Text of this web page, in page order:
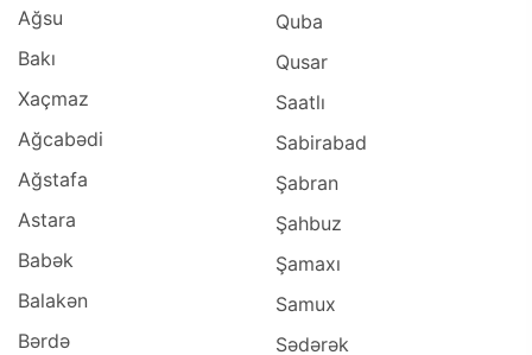
Ağsu
Bakı
Xaçmaz
Ağcabədi
Ağstafa
Astara
Babək
Balakən
Bərdə
Quba
Qusar
Saatlı
Sabirabad
Şabran
Şahbuz
Şamaxı
Samux
Sədərək